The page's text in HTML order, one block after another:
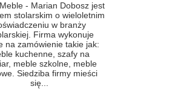
- Marian Dobosz jest
stolarskim o wieloletnim
w branży
Firma wykonuje
na zamówienie takie jak:
kuchenne, szafy na
meble szkolne, meble
Siedziba firmy mieści
się...